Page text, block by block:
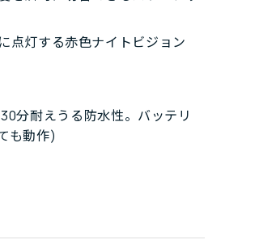
点灯する赤色ナイトビジョン
分耐えうる防水性。バッテリ
も動作)